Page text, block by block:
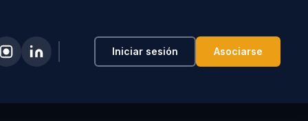
Iniciar sesión Asociarse